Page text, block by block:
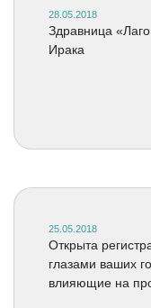
28.05.2018
Здравница
Ирака
25.05.2018
Открыта
глазами ваших
влияющие на